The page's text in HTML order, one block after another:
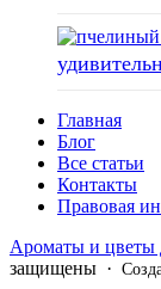
Главная
Блог
Все статьи
Контакты
Правовая
Ароматы и цветы
защищены ·